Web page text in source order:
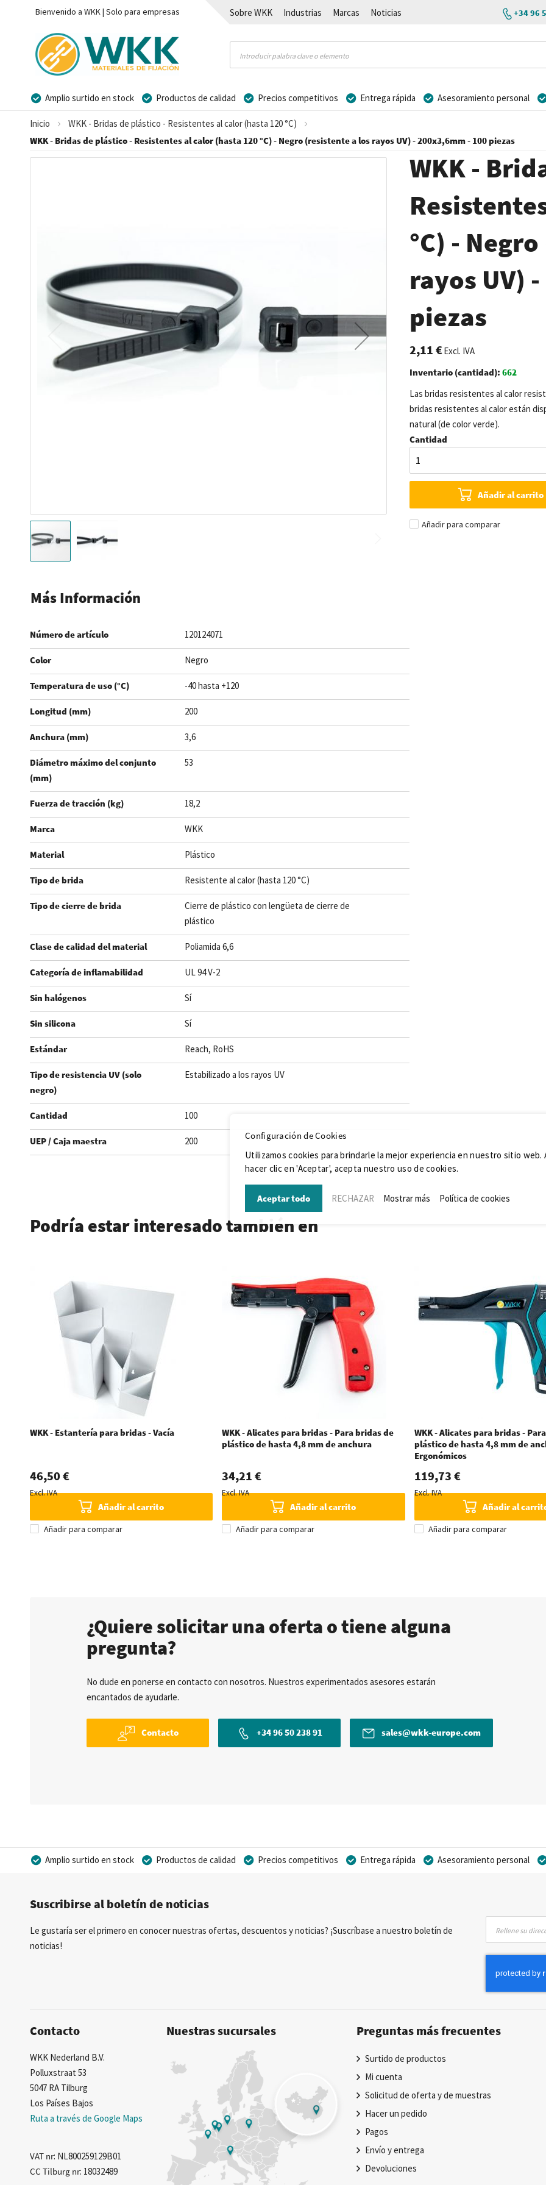
Bienvenido a WKK | Solo para empresas Sobre WKK Industrias Marcas
Noticias
+34 96
Amplio surtido en stock Productos de calidad Precios competitivos Entrega rápida
Asesoramiento personal
Posibilidad de crear marca privada
Inicio
WKK - Bridas de plástico - Resistentes al calor (hasta 120 °C)
WKK - Bridas de plástico - Resistentes al calor (hasta 120 °C) - Negro (resistente a los rayos UV) - 200x3,6mm - 100 piezas
imágenes
comienzo
la
galería
de
imágenes
WKK -
°C) -
rayos UV)
piezas
2,11 €Excl. IVA
Inventario (cantidad): 662
Las bridas resistentes al calor
bridas resistentes al calor están
natural (de color verde).
Cantidad
Añadir al carrito
Añadir para comparar
Más Información
Número de artículo 120124071
Color Negro
Temperatura de uso (°C) -40 hasta +120
Longitud (mm) 200
Anchura (mm) 3,6
Diámetro máximo del conjunto
(mm)
53
Fuerza de tracción (kg) 18,2
Marca WKK
Material Plástico
Tipo de brida Resistente al calor (hasta 120 °C)
Tipo de cierre de brida
Cierre de plástico con lengüeta de cierre de
plástico
Clase de calidad del material Poliamida 6,6
Categoría de inflamabilidad UL 94 V-2
Sin halógenos Sí
Sin silicona Sí
Estándar Reach, RoHS
Tipo de resistencia UV (solo
negro)
Estabilizado a los rayos UV
Cantidad 100
UEP / Caja maestra 200
Podría estar interesado también en
WKK - Estantería para bridas - Vacía
46,50 €
Excl. IVA
Añadir al carrito
Añadir para comparar
WKK - Alicates para bridas - Para bridas de
plástico de hasta 4,8 mm de anchura
34,21 €
Excl. IVA
Añadir al carrito
Añadir para comparar
WKK - Alicates para bridas -
plástico de hasta 4,8 mm de
Ergonómicos
119,73 €
Excl. IVA
Añadir al
Añadir para comparar
¿Quiere solicitar una oferta o tiene alguna
pregunta?
No dude en ponerse en contacto con nosotros. Nuestros experimentados asesores estarán
encantados de ayudarle.
Contacto +34 96 50 238 91 sales@wkk-europe.com
Amplio surtido en stock Productos de calidad Precios competitivos Entrega rápida
Asesoramiento personal
Suscribirse al boletín de noticias
Le gustaría ser el primero en conocer nuestras ofertas, descuentos y noticias? ¡Suscríbase a nuestro boletín de
noticias!
nuestro
boletín
Contacto
WKK Nederland B.V.
Polluxstraat 53
5047 RA Tilburg
Los Países Bajos
Ruta a través de Google Maps
VAT nr: NL800259129B01
CC Tilburg nr: 18032489
Nuestras sucursales Preguntas más frecuentes
Surtido de productos
Mi cuenta
Solicitud de oferta y de muestras
Hacer un pedido
Pagos
Envío y entrega
Devoluciones
Configuración de Cookies
Utilizamos cookies para brindarle la mejor experiencia en nuestro sitio web.
hacer clic en 'Aceptar', acepta nuestro uso de cookies.
Aceptar todo RECHAZAR Mostrar más Política de cookies